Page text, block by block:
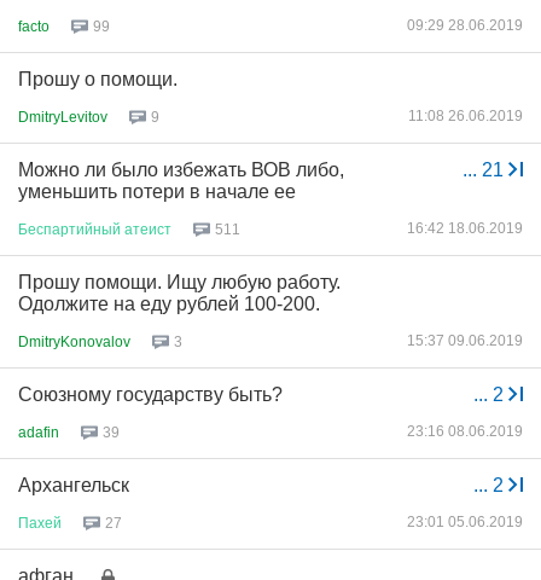
facto 99 09:29 28.06.2019
Прошу о помощи.
DmitryLevitov 9 11:08 26.06.2019
... 21
Можно ли было избежать ВОВ либо,
уменьшить потери в начале ее
Беспартийный атеист 511 16:42 18.06.2019
Прошу помощи. Ищу любую работу.
Одолжите на еду рублей 100-200.
DmitryKonovalov 3 15:37 09.06.2019
... 2
Союзному государству быть?
adafin 39 23:16 08.06.2019
... 2
Архангельск
Пахей 27 23:01 05.06.2019
афган...